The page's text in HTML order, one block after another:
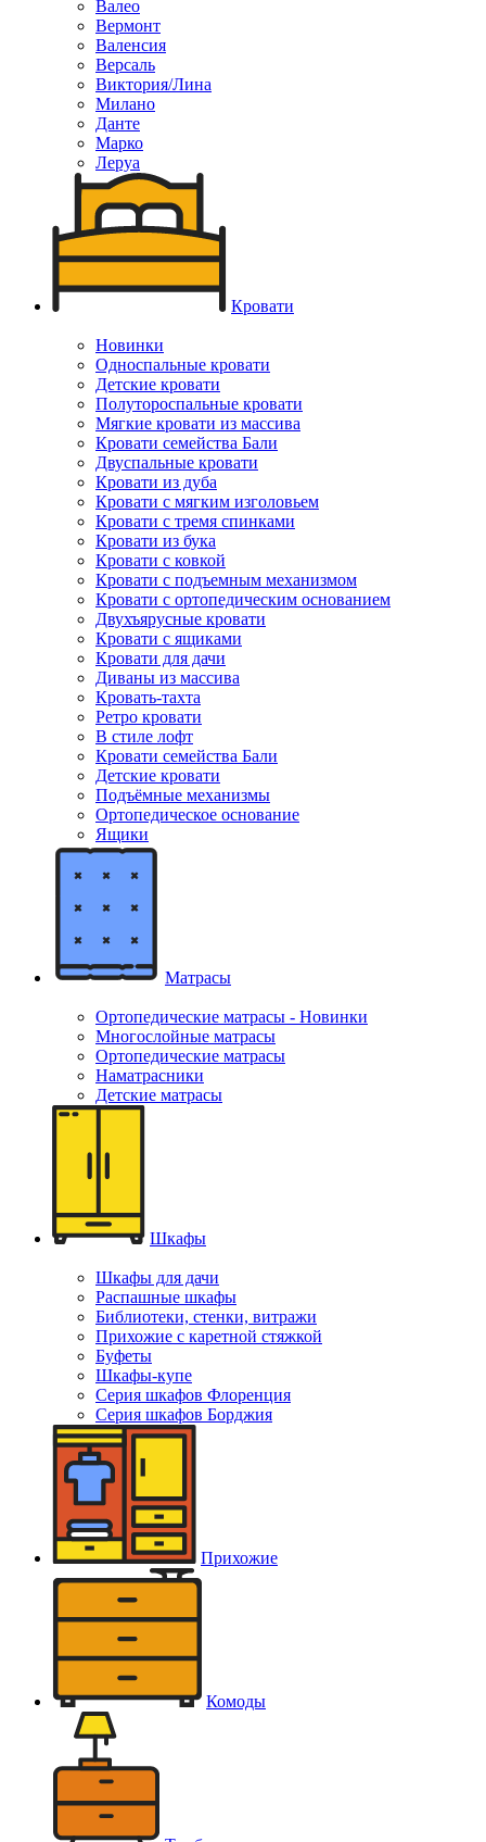
Валео
Вермонт
Валенсия
Версаль
Виктория/Лина
Милано
Данте
Марко
Леруа
Кровати
Новинки
Односпальные кровати
Детские кровати
Полутороспальные кровати
Мягкие кровати из массива
Кровати семейства Бали
Двуспальные кровати
Кровати из дуба
Кровати с мягким изголовьем
Кровати с тремя спинками
Кровати из бука
Кровати с ковкой
Кровати с подъемным механизмом
Кровати с ортопедическим основанием
Двухъярусные кровати
Кровати с ящиками
Кровати для дачи
Диваны из массива
Кровать-тахта
Ретро кровати
В стиле лофт
Кровати семейства Бали
Детские кровати
Подъёмные механизмы
Ортопедическое основание
Ящики
Матрасы
Ортопедические матрасы - Новинки
Многослойные матрасы
Ортопедические матрасы
Наматрасники
Детские матрасы
Шкафы
Шкафы для дачи
Распашные шкафы
Библиотеки, стенки, витражи
Прихожие с каретной стяжкой
Буфеты
Шкафы-купе
Серия шкафов Флоренция
Серия шкафов Борджия
Прихожие
Комоды